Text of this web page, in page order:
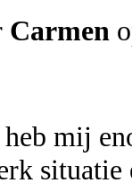
Carmen
mij
situatie